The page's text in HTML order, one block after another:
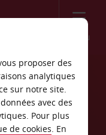
Menu
proposer des
analytiques
sur notre site.
avec des
Pour plus
de cookies. En